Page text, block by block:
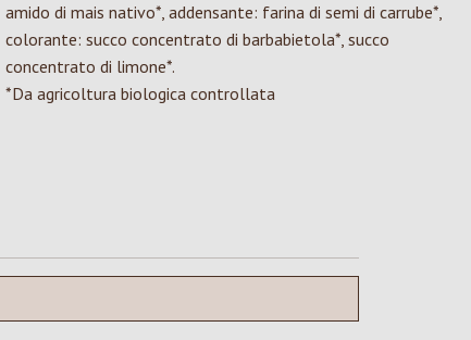
amido di mais nativo*, addensante: farina di semi di carrube*,
colorante: succo concentrato di barbabietola*, succo
concentrato di limone*.
*Da agricoltura biologica controllata